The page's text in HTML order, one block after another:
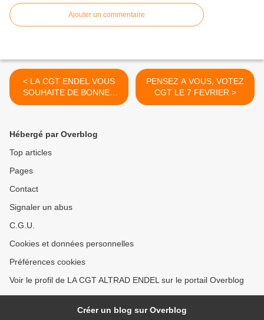
Ajouter un commentaire
< LA CGT ENDEL VOUS
SOUHAITE DE BONNES
FÊTES DE FIN D’ANNÉE
PENSEZ A VOUS, VOTEZ
CGT LE 7 FEVRIER >
Hébergé par Overblog
Top articles
Pages
Contact
Signaler un abus
C.G.U.
Cookies et données personnelles
Préférences cookies
Voir le profil de LA CGT ALTRAD ENDEL sur le portail Overblog
Créer un blog sur Overblog